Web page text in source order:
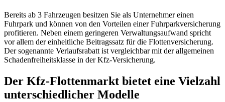
Bereits ab 3 Fahrzeugen besitzen Sie als Unternehmer einen
Fuhrpark und können von den Vorteilen einer Fuhrparkversicherung
profitieren. Neben einem geringeren Verwaltungsaufwand spricht
vor allem der einheitliche Beitragssatz für die Flottenversicherung.
Der sogenannte Verlaufsrabatt ist vergleichbar mit der allgemeinen
Schadenfreiheitsklasse in der Kfz-Versicherung.
Der Kfz-Flottenmarkt bietet eine Vielzahl
unterschiedlicher Modelle